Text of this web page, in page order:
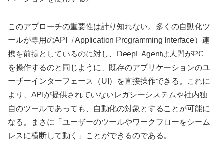
このアプローチの重要性は計り知れない。多くの自動化ツ
ールが専用のAPI（Application Programming Interface）連
携を前提としているのに対し、DeepL Agentは人間がPC
を操作するのと同じように、既存のアプリケーションのユ
ーザーインターフェース（UI）を直接操作できる。これに
より、APIが提供されていないレガシーシステムや社内独
自のツールであっても、自動化の対象とすることが可能に
なる。まさに「ユーザーのツールやワークフローをシーム
レスに横断して動く」ことができるのである。